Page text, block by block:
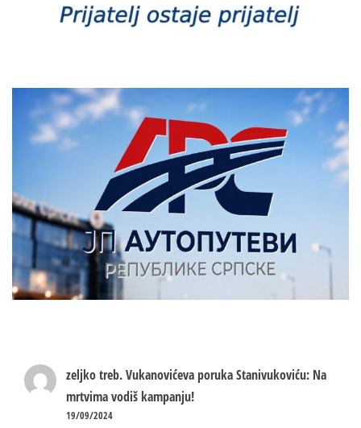
zeljko treb.Vukanovićeva poruka Stanivukoviću: Na
mrtvima vodiš kampanju!
19/09/2024